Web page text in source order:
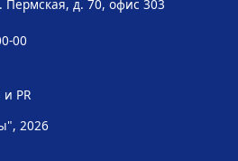
д. 70, офис 303
00
PR
2026